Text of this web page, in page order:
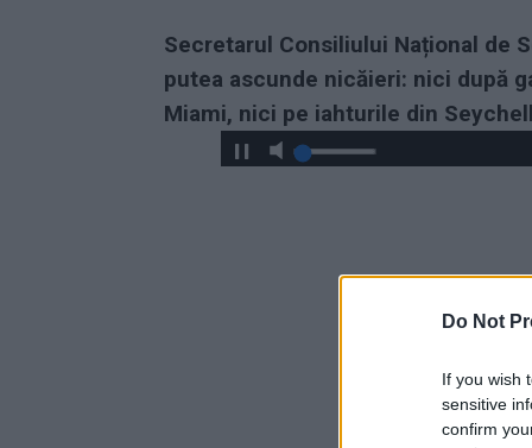
Do Not
If you wish
sensitive
confirm
Secretarul Consiliului Național de
putea ascunde nicăieri: nici după
Miami, nici pe iahturile din